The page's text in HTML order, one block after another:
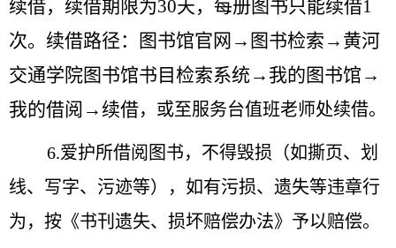
续借，续借期限为30天，每册图书只能续借1
次。续借路径：图书馆官网→图书检索→黄河
交通学院图书馆书目检索系统→我的图书馆→
我的借阅→续借，或至服务台值班老师处续借。
6.爱护所借阅图书，不得毁损（如撕页、划
线、写字、污迹等），如有污损、遗失等违章行
为，按《书刊遗失、损坏赔偿办法》予以赔偿。